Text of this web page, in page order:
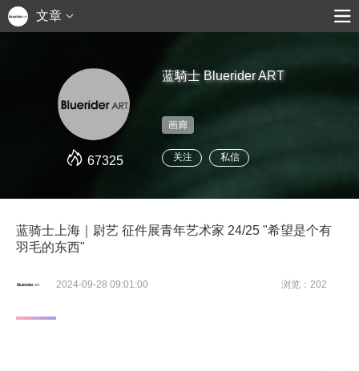
文章
67325
蓝騎士 Bluerider ART
画廊
关注 私信
蓝骑士上海｜尉艺 征件展青年艺术家 24/25 "希望是个有
羽毛的东西"
2024-09-28 09:01:00 浏览：202